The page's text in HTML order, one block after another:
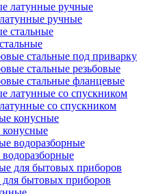
ручные
стальные под приварку
стальные резьбовые
стальные фланцевые
со спускником
бытовых приборов